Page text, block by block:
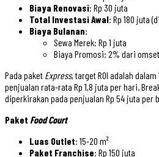
Biaya Renovasi: Rp 30 juta
Total Investasi Awal: Rp 180 juta
Biaya Bulanan:
Sewa Merek: Rp 1 juta
Biaya Promosi: 2% dari
Pada paket Express, target ROI adalah
penjualan rata-rata Rp 1,8 juta per hari.
diperkirakan pada penjualan Rp 54 juta per
Paket Food Court
Luas Outlet: 15-20 m²
Paket Franchise: Rp 150 juta